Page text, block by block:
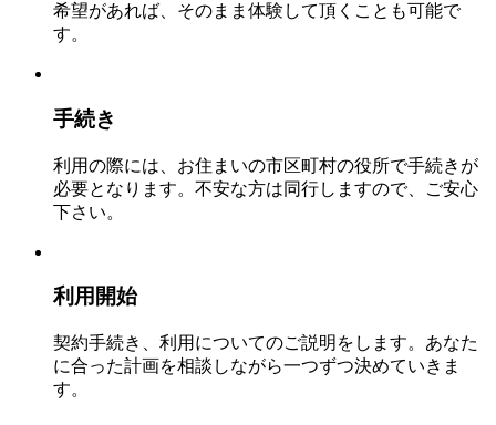
希望があれば、そのまま体験して頂くことも可能で
す。
手続き
利用の際には、お住まいの市区町村の役所で手続きが
必要となります。不安な方は同行しますので、ご安心
下さい。
利用開始
契約手続き、利用についてのご説明をします。あなた
に合った計画を相談しながら一つずつ決めていきま
す。